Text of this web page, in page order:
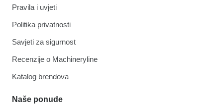
Pravila i uvjeti
Politika privatnosti
Savjeti za sigurnost
Recenzije o Machineryline
Katalog brendova
Naše ponude